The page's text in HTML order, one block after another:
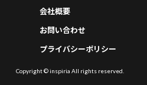
会社概要
お問い合わせ
プライバシーポリシー
Copyright © inspiria All rights reserved.